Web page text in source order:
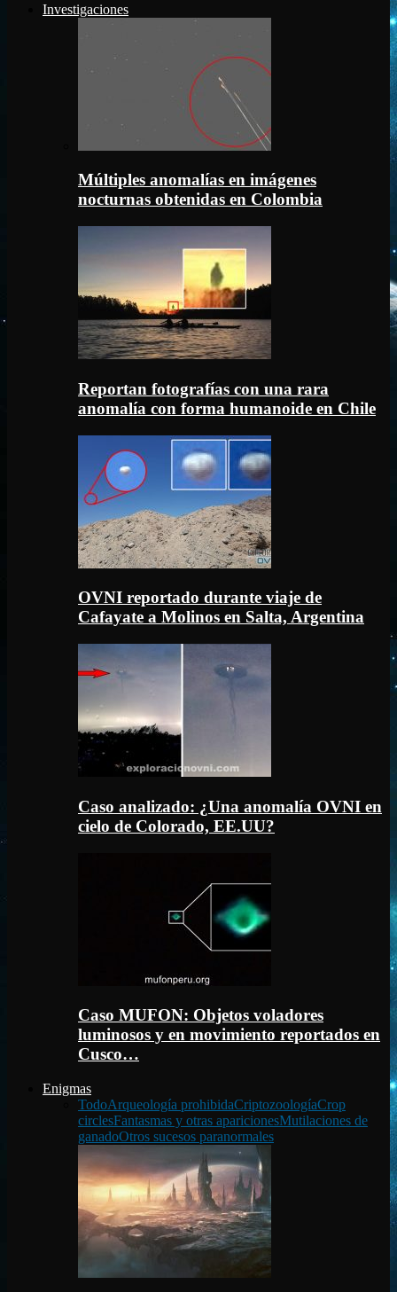
Investigaciones
Múltiples anomalías en imágenes
nocturnas obtenidas en Colombia
Reportan fotografías con una rara
anomalía con forma humanoide en Chile
OVNI reportado durante viaje de
Cafayate a Molinos en Salta, Argentina
Caso analizado: ¿Una anomalía OVNI en
cielo de Colorado, EE.UU?
Caso MUFON: Objetos voladores
luminosos y en movimiento reportados en
Cusco…
Enigmas
TodoArqueología prohibidaCriptozoologíaCrop
circlesFantasmas y otras aparicionesMutilaciones de
ganadoOtros sucesos paranormales